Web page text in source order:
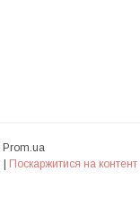
Prom.ua
Поскаржитися на контент